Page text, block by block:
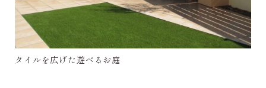
タイルを広げた遊べるお庭